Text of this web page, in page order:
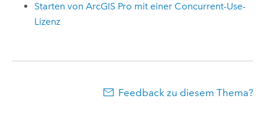
Starten von ArcGIS Pro mit einer Concurrent-Use-
Lizenz
Feedback zu diesem Thema?